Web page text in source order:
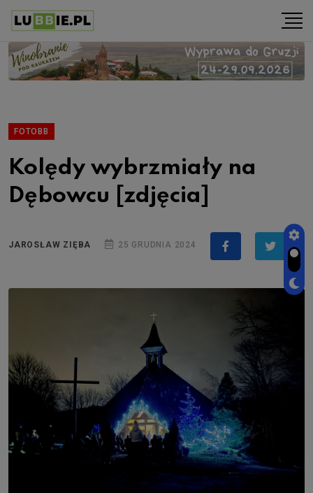
FOTOBB
Kolędy wybrzmiały na
Dębowcu [zdjęcia]
JAROSŁAW ZIĘBA 25 GRUDNIA 2024